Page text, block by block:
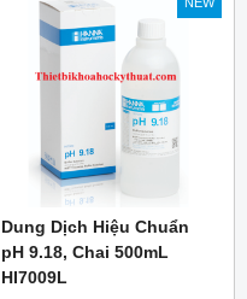
Dung Dịch Hiệu Chuẩn
pH 9.18, Chai 500mL
HI7009L